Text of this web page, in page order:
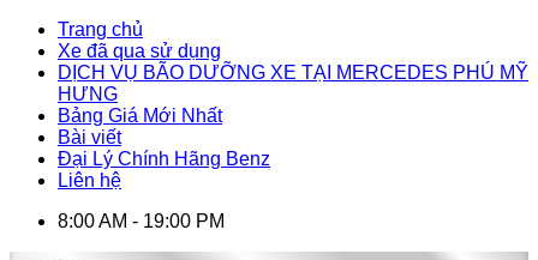
Trang chủ
Xe đã qua sử dụng
DỊCH VỤ BÃO DƯỠNG XE TẠI MERCEDES PHÚ MỸ
HƯNG
Bảng Giá Mới Nhất
Bài viết
Đại Lý Chính Hãng Benz
Liên hệ
8:00 AM - 19:00 PM